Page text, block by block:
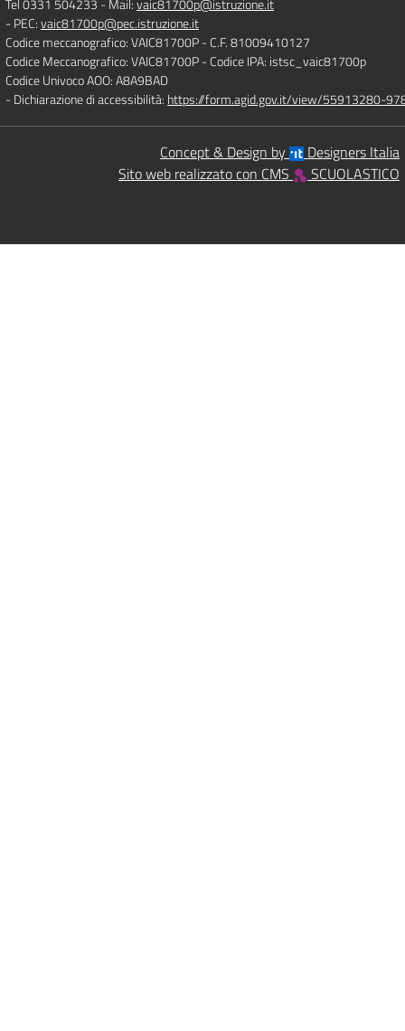
Tel 0331 504233 - Mail:vaic81700p@istruzione.it
- PEC:vaic81700p@pec.istruzione.it
Codice meccanografico: VAIC81700P- C.F. 81009410127
Codice Meccanografico: VAIC81700P- Codice IPA: istsc_vaic81700p
Codice Univoco AOO: A8A9BAD
- Dichiarazione di accessibilità: https://form.agid.gov.it/view/55913280-
Concept & Design by
Designers Italia
Sito web realizzato con CMS
SCUOLASTICO